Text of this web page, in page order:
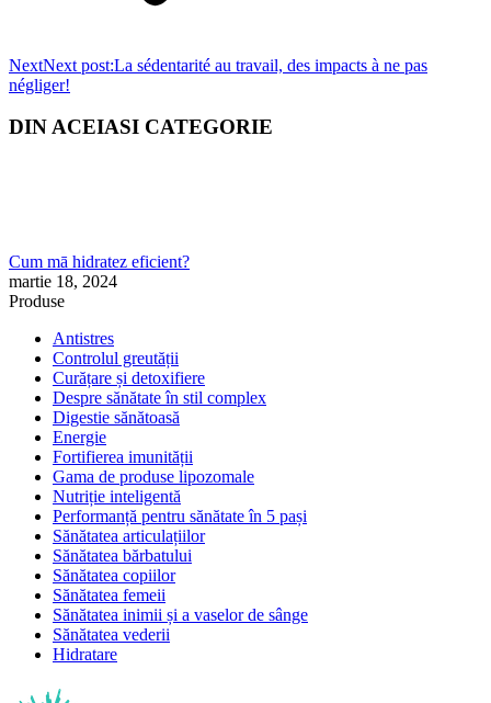
NextNext post:La sédentarité au travail, des impacts à ne pas
négliger!
DIN ACEIASI CATEGORIE
Cum mā hidratez eficient?
martie 18, 2024
Produse
Antistres
Controlul greutății
Curățare și detoxifiere
Despre sănătate în stil complex
Digestie sănătoasă
Energie
Fortifierea imunității
Gama de produse lipozomale
Nutriție inteligentă
Performanță pentru sănătate în 5 pași
Sănătatea articulațiilor
Sănătatea bărbatului
Sănătatea copiilor
Sănătatea femeii
Sănătatea inimii și a vaselor de sânge
Sănătatea vederii
Hidratare